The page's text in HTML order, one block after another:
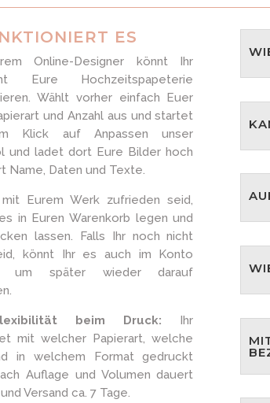
ES
Online-Designer könnt Ihr
Eure Hochzeitspapeterie
Wählt vorher einfach Euer
und Anzahl aus und startet
Klick auf Anpassen unser
und ladet dort Eure Bilder hoch
Name, Daten und Texte.
Eurem Werk zufrieden seid,
in Euren Warenkorb legen und
lassen. Falls Ihr noch nicht
könnt Ihr es auch im Konto
um später wieder darauf
beim Druck: Ihr
mit welcher Papierart, welche
in welchem Format gedruckt
Auflage und Volumen dauert
Versand ca. 7 Tage.